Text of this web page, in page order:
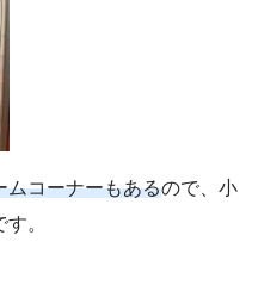
ムコーナーもあるので、小
。